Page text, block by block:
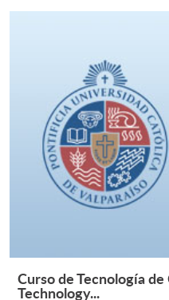
Curso de Tecnología
Technology...